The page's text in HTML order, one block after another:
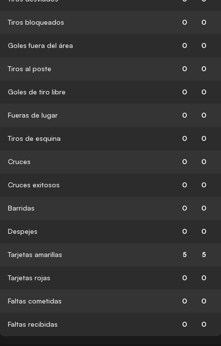
Tiros bloqueados 0 0
Goles fuera del área 0 0
Tiros al poste 0 0
Goles de tiro libre 0 0
Fueras de lugar 0 0
Tiros de esquina 0 0
Cruces 0 0
Cruces exitosos 0 0
Barridas 0 0
Despejes 0 0
Tarjetas amarillas 5 5
Tarjetas rojas 0 0
Faltas cometidas 0 0
Faltas recibidas 0 0